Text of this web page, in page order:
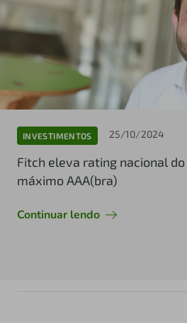
INVESTIMENTOS 25/10/2024
Fitch eleva rating nacional
máximo AAA(bra)
Continuar lendo